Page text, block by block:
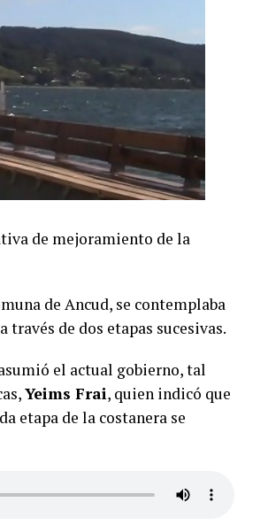
de mejoramiento de la
de Ancud, se contemplaba
de dos etapas sucesivas.
el actual gobierno, tal
Yeims Frai, quien indicó que
etapa de la costanera se